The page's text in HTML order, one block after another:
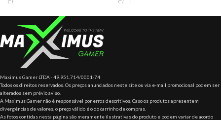
220V
com Wireless e
Maximus Gamer LTDA - 49.951.714/0001-74
Todos os direitos reservados. Os preços anunciados neste site ou via e-mail promocional podem ser
alterados sem prévio aviso.
A Maximus Gamer não é responsável por erros descritivos. Caso os produtos apresentem
divergências de valores, o preço válido é o do carrinho de compras.
As fotos contidas nesta página são meramente ilustrativas do produto e podem variar de acordo